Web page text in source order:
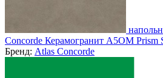
Concorde Керамогранит A5OM Prism
Бренд: Atlas Concorde